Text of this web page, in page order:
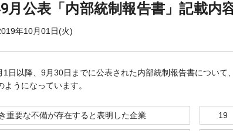
月公表「内部統制報告書」記載内
年10月01日(火)
日以降、9月30日までに公表された内部統制報告書について
ようになっています。
重要な不備が存在すると表明した企業 19